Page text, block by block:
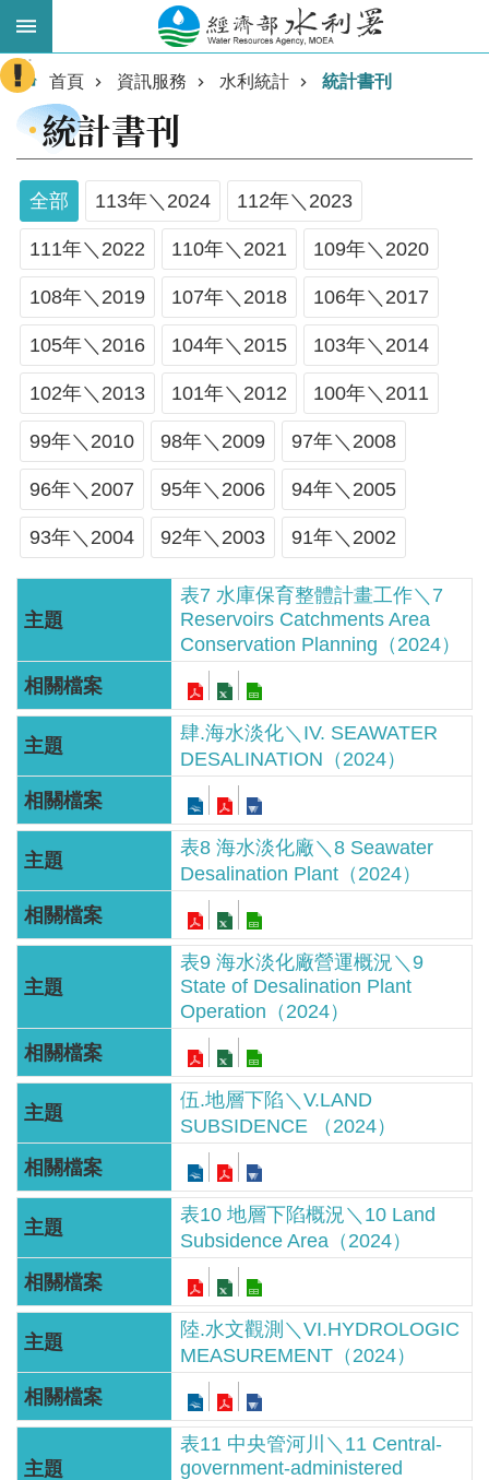
跳到主要內容區塊
進
階
搜
業
務
主
軸
最
新
情
公
告
息
便
民
服
務
資
服
關
本
署
網
站
導
覽
回
首
頁
意
:::
首頁 資訊服務 水利統計 統計書刊
統計書刊
全部 113年＼2024 112年＼2023
111年＼2022 110年＼2021 109年＼2020
108年＼2019 107年＼2018 106年＼2017
105年＼2016 104年＼2015 103年＼2014
102年＼2013 101年＼2012 100年＼2011
99年＼2010 98年＼2009 97年＼2008
96年＼2007 95年＼2006 94年＼2005
93年＼2004 92年＼2003 91年＼2002
表7 水庫保育整體計畫工作＼7
Reservoirs Catchments Area
Conservation Planning（2024）
肆.海水淡化＼IV. SEAWATER
DESALINATION（2024）
表8 海水淡化廠＼8 Seawater
Desalination Plant（2024）
表9 海水淡化廠營運概況＼9
State of Desalination Plant
Operation（2024）
伍.地層下陷＼V.LAND
SUBSIDENCE （2024）
表10 地層下陷概況＼10 Land
Subsidence Area（2024）
陸.水文觀測＼VI.HYDROLOGIC
MEASUREMENT（2024）
表11 中央管河川＼11 Central-
government-administered